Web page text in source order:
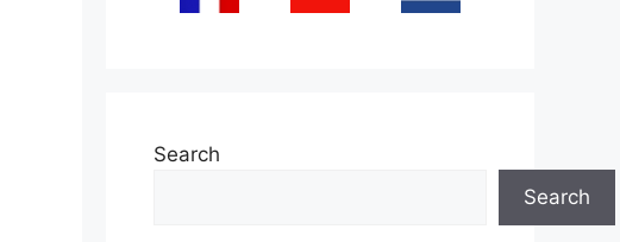
Search
Search